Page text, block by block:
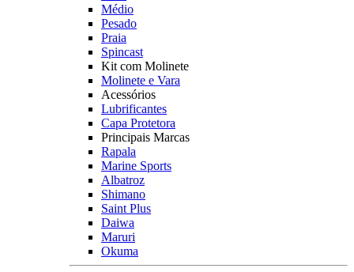
Médio
Pesado
Praia
Spincast
Kit com Molinete
Molinete e Vara
Acessórios
Lubrificantes
Capa Protetora
Principais Marcas
Rapala
Marine Sports
Albatroz
Shimano
Saint Plus
Daiwa
Maruri
Okuma